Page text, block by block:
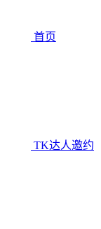
首页
TK达人邀约